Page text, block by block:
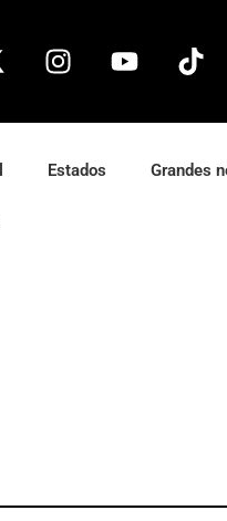
Estados Grandes